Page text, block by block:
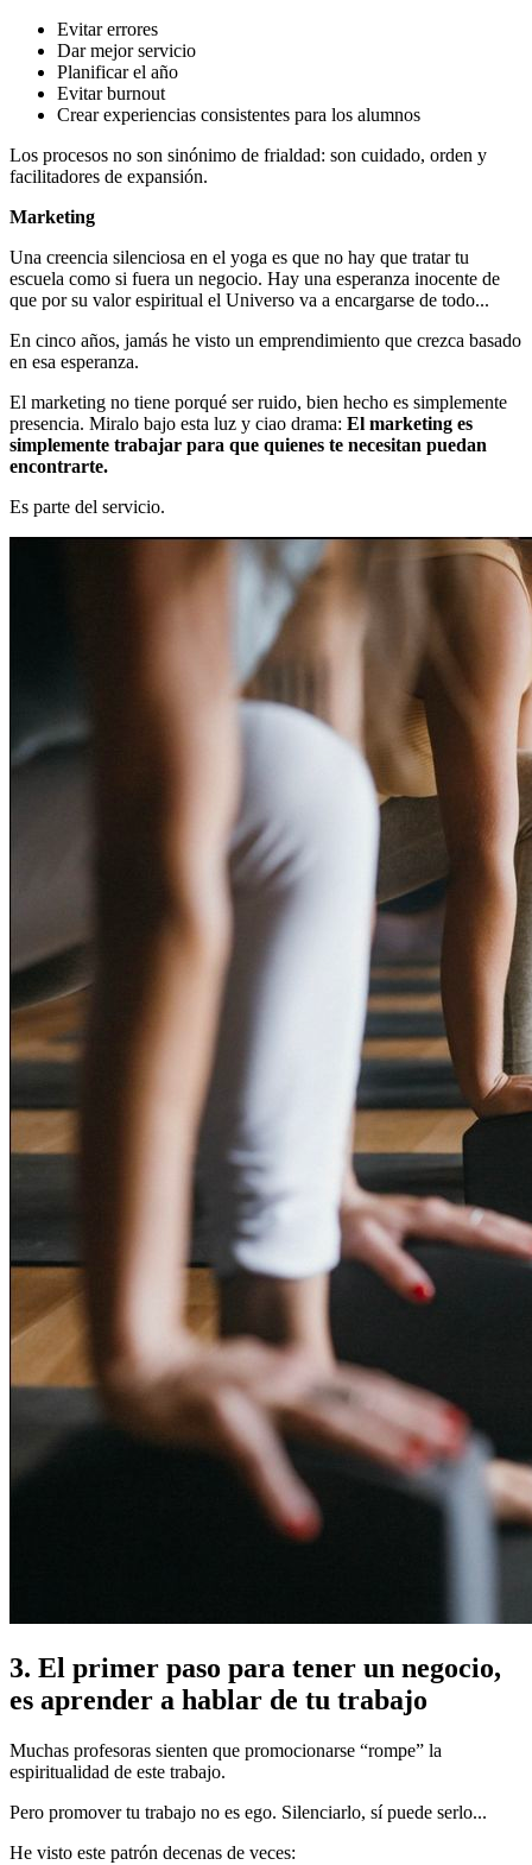
Evitar errores
Dar mejor servicio
Planificar el año
Evitar burnout
Crear experiencias consistentes para los alumnos
Los procesos no son sinónimo de frialdad: son cuidado, orden y
facilitadores de expansión.
Marketing
Una creencia silenciosa en el yoga es que no hay que tratar tu
escuela como si fuera un negocio. Hay una esperanza inocente de
que por su valor espiritual el Universo va a encargarse de todo...
En cinco años, jamás he visto un emprendimiento que crezca basado
en esa esperanza.
El marketing no tiene porqué ser ruido, bien hecho es simplemente
presencia. Miralo bajo esta luz y ciao drama: El marketing es
simplemente trabajar para que quienes te necesitan puedan
encontrarte.
Es parte del servicio.
3. El primer paso para tener un negocio,
es aprender a hablar de tu trabajo
Muchas profesoras sienten que promocionarse “rompe” la
espiritualidad de este trabajo.
Pero promover tu trabajo no es ego. Silenciarlo, sí puede serlo...
He visto este patrón decenas de veces: